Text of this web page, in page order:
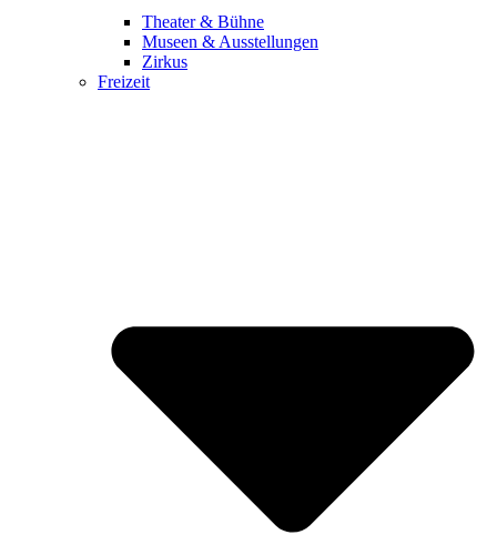
Theater & Bühne
Museen & Ausstellungen
Zirkus
Freizeit